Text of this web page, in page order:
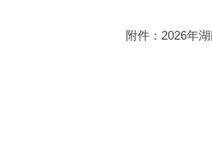
附件：2026年